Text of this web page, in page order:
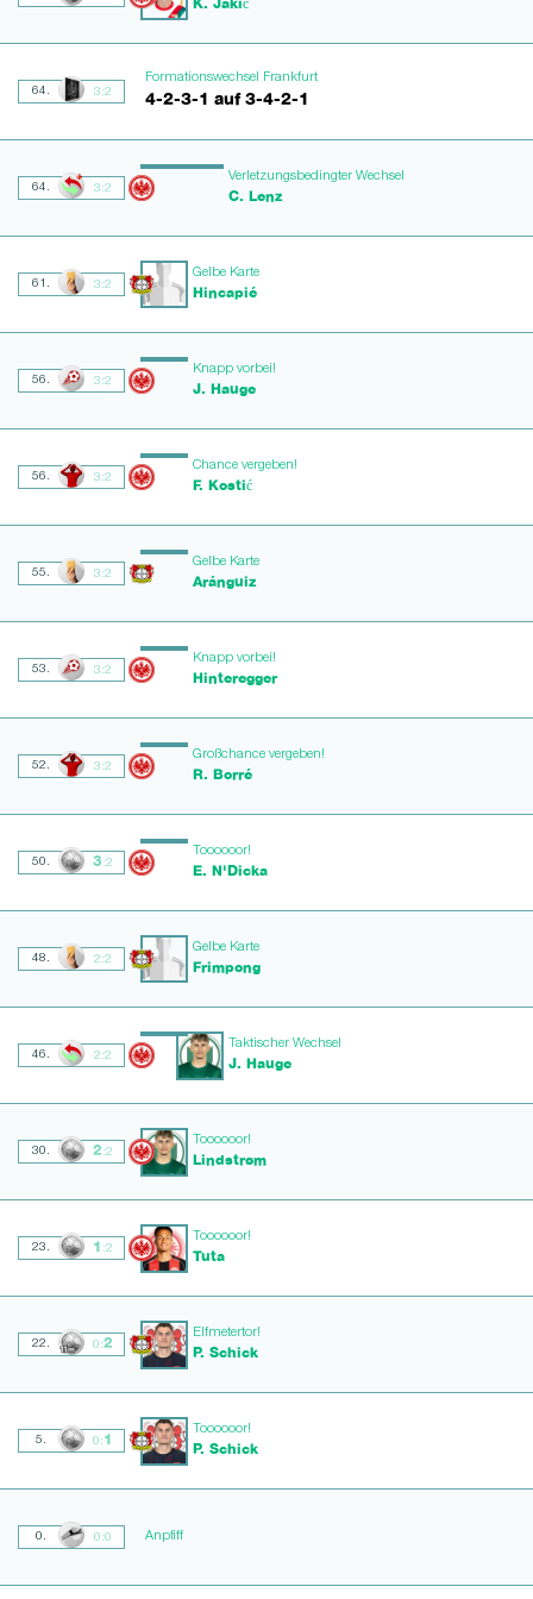
K. Jakić
64. 3:2
Formationswechsel Frankfurt
4-2-3-1 auf 3-4-2-1
64. 3:2
Verletzungsbedingter Wechsel
C. Lenz
61. 3:2
Gelbe Karte
Hincapié
56. 3:2
Knapp vorbei!
J. Hauge
56. 3:2
Chance vergeben!
F. Kostić
55. 3:2
Gelbe Karte
Aránguiz
53. 3:2
Knapp vorbei!
Hinteregger
52. 3:2
Großchance vergeben!
R. Borré
50. 3 :2
Toooooor!
E. N'Dicka
48. 2:2
Gelbe Karte
Frimpong
46. 2:2
Taktischer Wechsel
J. Hauge
30. 2 :2
Toooooor!
Lindstrøm
23. 1 :2
Toooooor!
Tuta
22. 0:2
Elfmetertor!
P. Schick
5. 0: 1
Toooooor!
P. Schick
0. 0:0 Anpfiff